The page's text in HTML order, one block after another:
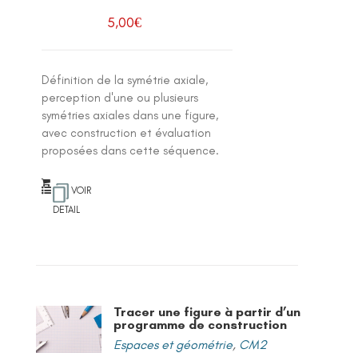
5,00€
Définition de la symétrie axiale,
perception d'une ou plusieurs
symétries axiales dans une figure,
avec construction et évaluation
proposées dans cette séquence.
VOIR
DETAIL
Tracer une figure à partir d’un
programme de construction
Espaces et géométrie, CM2